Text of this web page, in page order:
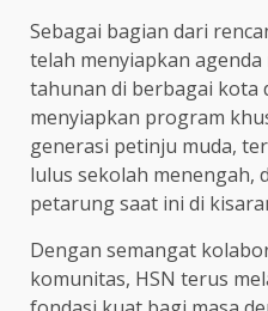
Sebagai bagian dari
telah menyiapkan
tahunan di berbagai kota
menyiapkan program
generasi petinju muda,
lulus sekolah menengah,
petarung saat ini di
Dengan semangat
komunitas, HSN terus